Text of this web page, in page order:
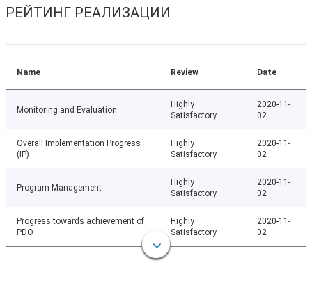
РЕЙТИНГ РЕАЛИЗАЦИИ
Name Review Date
Monitoring and Evaluation
Highly
Satisfactory
2020-11-
02
Overall Implementation Progress
(IP)
Highly
Satisfactory
2020-11-
02
Program Management
Highly
Satisfactory
2020-11-
02
Progress towards achievement of
PDO
Highly
Satisfactory
2020-11-
02